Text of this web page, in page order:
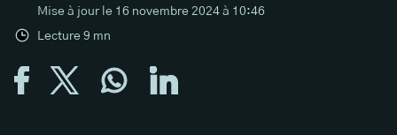
Mise à jour le 16 novembre 2024 à 10:46
Lecture 9 mn